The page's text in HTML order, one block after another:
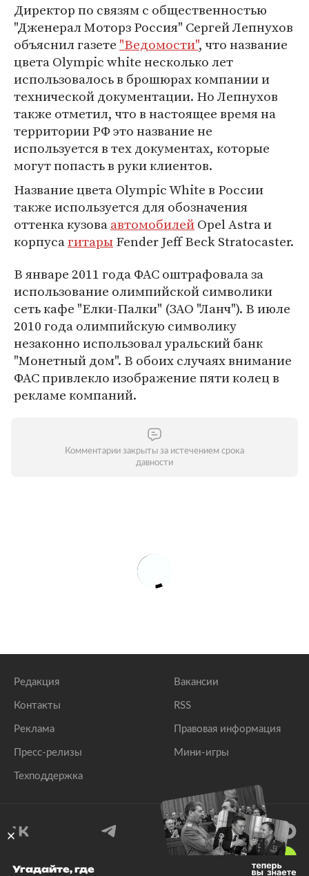
Директор по связям с общественностью
"Дженерал Моторз Россия" Сергей Лепнухов
объяснил газете "Ведомости", что название
цвета Olympic white несколько лет
использовалось в брошюрах компании и
технической документации. Но Лепнухов
также отметил, что в настоящее время на
территории РФ это название не
используется в тех документах, которые
могут попасть в руки клиентов.
Название цвета Olympic White в России
также используется для обозначения
оттенка кузоваавтомобилейOpel Astra и
корпусагитарыFender Jeff Beck Stratocaster.
В январе 2011 года ФАС оштрафовала за
использование олимпийской символики
сеть кафе "Елки-Палки" (ЗАО "Ланч"). В июле
2010 года олимпийскую символику
незаконно использовал уральский банк
"Монетный дом". В обоих случаях внимание
ФАС привлекло изображение пяти колец в
рекламе компаний.
Комментарии закрыты за истечением срока
давности
Редакция
Контакты
Реклама
Пресс-релизы
Техподдержка
Вакансии
RSS
Правовая информация
Мини-игры
Угадайте, где